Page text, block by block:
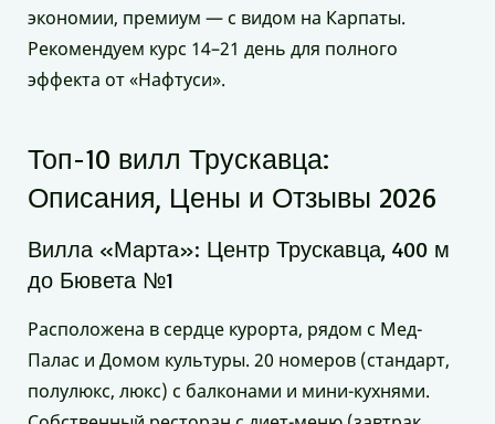
экономии, премиум — с видом на Карпаты.
Рекомендуем курс 14–21 день для полного
эффекта от «Нафтуси».
Топ-10 вилл Трускавца:
Описания, Цены и Отзывы 2026
Вилла «Марта»: Центр Трускавца, 400 м
до Бювета №1
Расположена в сердце курорта, рядом с Мед-
Палас и Домом культуры. 20 номеров (стандарт,
полулюкс, люкс) с балконами и мини-кухнями.